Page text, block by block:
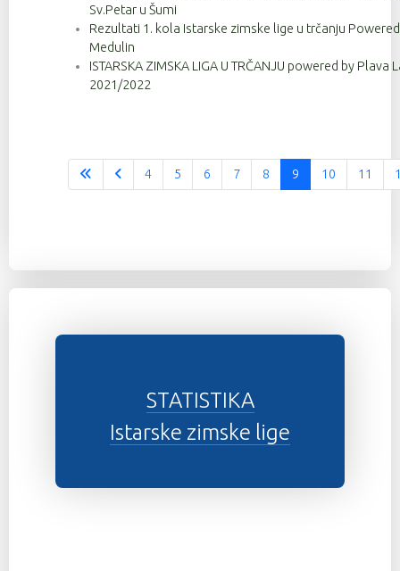
Sv.Petar u Šumi
Rezultati 1. kola Istarske zimske lige u trčanju
Medulin
ISTARSKA ZIMSKA LIGA U TRČANJU powered by Plava
2021/2022
4 5 6 7 8 9 10 11
STATISTIKA
Istarske zimske lige